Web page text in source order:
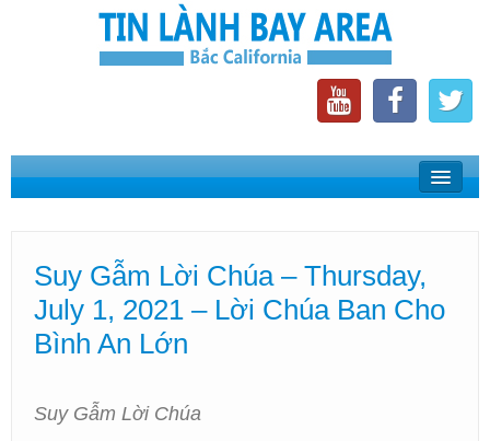
Home
Phát Thanh Tin Lành Bay Area
Các Hội Thánh Bắc California
Suy Gẫm Lời Chúa – Thursday,
July 1, 2021 – Lời Chúa Ban Cho
Bình An Lớn
Suy Gẫm Lời Chúa